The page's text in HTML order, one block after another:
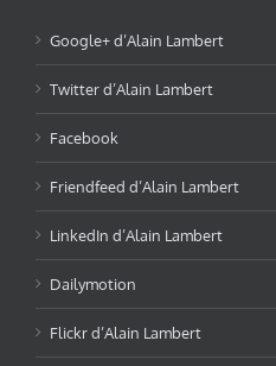
Google+ d’Alain Lambert
Twitter d’Alain Lambert
Facebook
Friendfeed d’Alain Lambert
LinkedIn d’Alain Lambert
Dailymotion
Flickr d’Alain Lambert